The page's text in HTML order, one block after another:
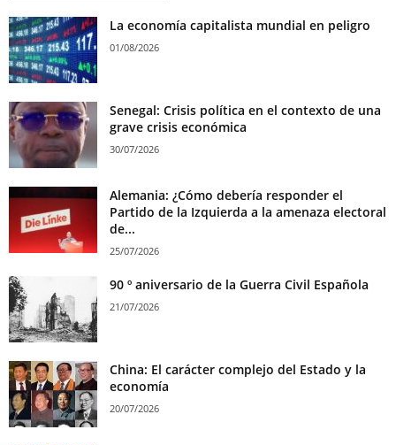
La economía capitalista mundial en peligro
01/08/2026
Senegal: Crisis política en el contexto de una
grave crisis económica
30/07/2026
Alemania: ¿Cómo debería responder el
Partido de la Izquierda a la amenaza electoral
de...
25/07/2026
90 º aniversario de la Guerra Civil Española
21/07/2026
China: El carácter complejo del Estado y la
economía
20/07/2026